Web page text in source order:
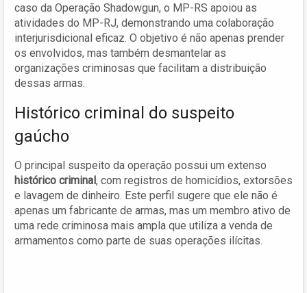
caso da Operação Shadowgun, o MP-RS apoiou as
atividades do MP-RJ, demonstrando uma colaboração
interjurisdicional eficaz. O objetivo é não apenas prender
os envolvidos, mas também desmantelar as
organizações criminosas que facilitam a distribuição
dessas armas.
Histórico criminal do suspeito
gaúcho
O principal suspeito da operação possui um extenso
histórico criminal, com registros de homicídios, extorsões
e lavagem de dinheiro. Este perfil sugere que ele não é
apenas um fabricante de armas, mas um membro ativo de
uma rede criminosa mais ampla que utiliza a venda de
armamentos como parte de suas operações ilícitas.